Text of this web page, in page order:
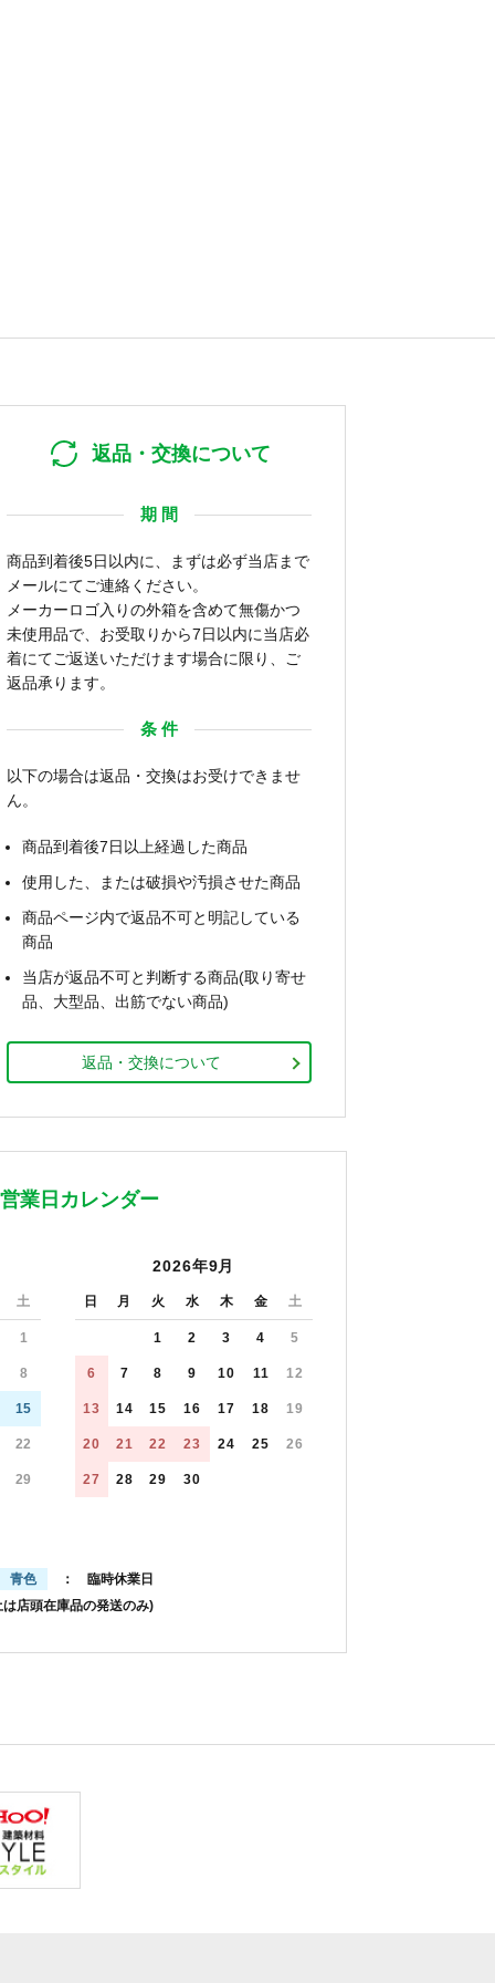
返品・交換について
期 間
商品到着後5日以内に、まずは必ず当店まで
メールにてご連絡ください。
メーカーロゴ入りの外箱を含めて無傷かつ
未使用品で、お受取りから7日以内に当店必
着にてご返送いただけます場合に限り、ご
返品承ります。
条 件
以下の場合は返品・交換はお受けできませ
ん。
商品到着後7日以上経過した商品
使用した、または破損や汚損させた商品
商品ページ内で返品不可と明記している
商品
当店が返品不可と判断する商品(取り寄せ
品、大型品、出筋でない商品)
返品・交換について
営業日カレンダー
土
1
8
15
22
29
2026年9月
日 月 火 水 木 金 土
1 2 3 4 5
6 7 8 9 10 11 12
13 14 15 16 17 18 19
20 21 22 23 24 25 26
27 28 29 30
青色
： 臨時休業日
店頭在庫品の発送のみ)